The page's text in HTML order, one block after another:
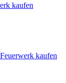
kaufen
kaufen